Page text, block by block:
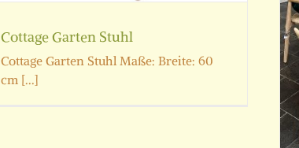
Cottage Garten Stuhl
Cottage Garten Stuhl Maße: Breite: 60
cm [...]